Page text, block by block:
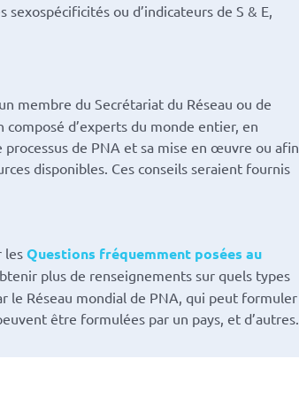
sexospécificités ou d’indicateurs de S & E,
membre du Secrétariat du Réseau ou de
d’experts du monde entier, en
de PNA et sa mise en œuvre ou afin
disponibles. Ces conseils seraient fournis
les Questions fréquemment posées au
plus de renseignements sur quels types
le Réseau mondial de PNA, qui peut formuler
être formulées par un pays, et d’autres.